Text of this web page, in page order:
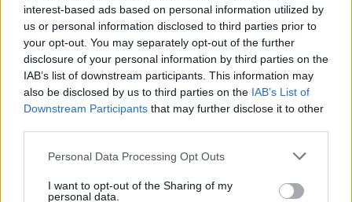
interest-based ads based on personal information utilized by
us or personal information disclosed to third parties prior to
your opt-out. You may separately opt-out of the further
disclosure of your personal information by third parties on the
IAB’s list of downstream participants. This information may
also be disclosed by us to third parties on the IAB’s List of
Downstream Participants that may further disclose it to other
Personal Data Processing Opt Outs
I want to opt-out of the Sharing of my
personal data.
Publicidad